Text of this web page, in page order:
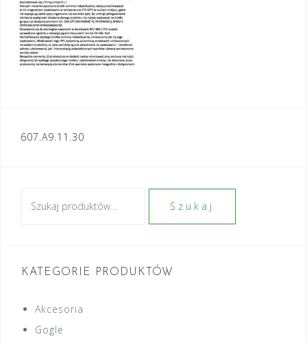
Nawigacja
607.A9.11.30
Szukaj
KATEGORIE PRODUKTÓW
Akcesoria
Gogle